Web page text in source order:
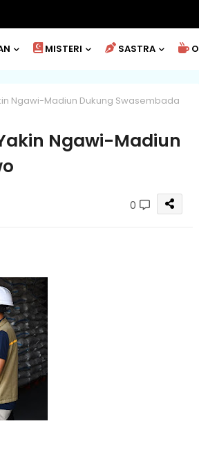
MISTERI SASTRA
Ngawi-Madiun Dukung Swasembada
Ngawi-Madiun
0